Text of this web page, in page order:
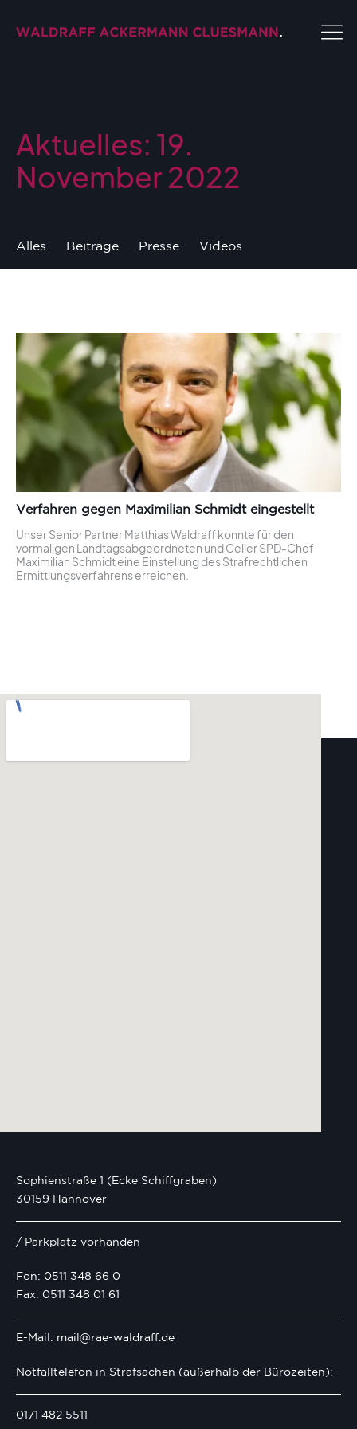
Aktuelles: 19.
November 2022
Alles Beiträge Presse Videos
Verfahren gegen Maximilian Schmidt eingestellt
Unser Senior Partner Matthias Waldraff konnte für den
vormaligen Landtagsabgeordneten und Celler SPD-Chef
Maximilian Schmidt eine Einstellung des Strafrechtlichen
Ermittlungsverfahrens erreichen.
Sophienstraße 1 (Ecke Schiffgraben)
30159 Hannover
/ Parkplatz vorhanden
Fon: 0511 348 66 0
Fax: 0511 348 01 61
E-Mail: mail@rae-waldraff.de
Notfalltelefon in Strafsachen (außerhalb der Bürozeiten):
0171 482 5511